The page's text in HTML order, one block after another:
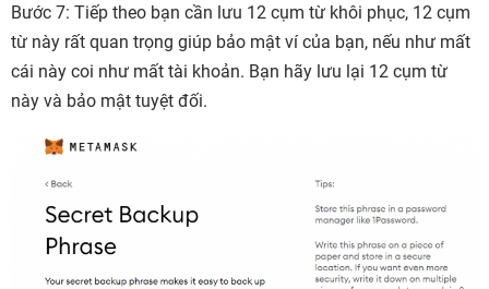
Bước 7: Tiếp theo bạn cần lưu 12 cụm từ khôi phục, 12 cụm
từ này rất quan trọng giúp bảo mật ví của bạn, nếu như mất
cái này coi như mất tài khoản. Bạn hãy lưu lại 12 cụm từ
này và bảo mật tuyệt đối.